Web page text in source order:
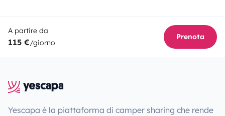
A partire da
115 €/giorno
Prenota
Yescapa è la piattaforma di camper sharing che rende